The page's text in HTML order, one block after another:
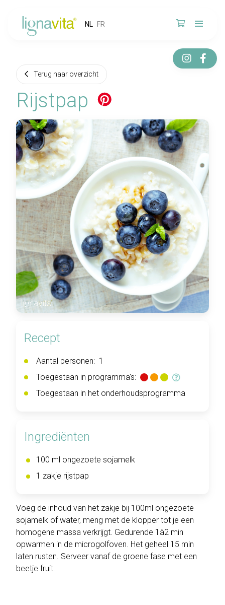
NL FR
Terug naar overzicht
Rijstpap
Voeg de inhoud van het zakje bij 100ml ongezoete
sojamelk of water, meng met de klopper tot je een
homogene massa verkrijgt. Gedurende 1à2 min
opwarmen in de microgolfoven. Het geheel 15 min
laten rusten. Serveer vanaf de groene fase met een
beetje fruit.
Recept
Aantal personen: 1
Toegestaan in programma's:
Toegestaan in het onderhoudsprogramma
Ingrediënten
100 ml ongezoete sojamelk
1 zakje rijstpap